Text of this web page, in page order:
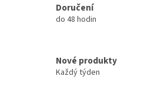
Doručení
do 48 hodin
Nové produkty
Každý týden